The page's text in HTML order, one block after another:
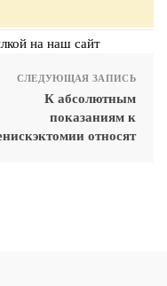
на наш сайт
СЛЕДУЮЩАЯ ЗАПИСЬ
К абсолютным
показаниям к
относят